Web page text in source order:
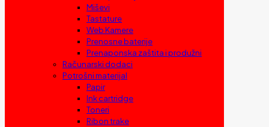
Miševi
Tastature
Web Kamere
Prenosne baterije
Prenaponska zaštita i produžni
Računarski dodaci
Potrošni materijal
Papir
Ink cartridge
Toneri
Ribon trake